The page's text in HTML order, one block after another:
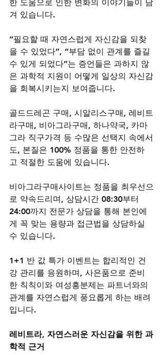
한 도움으로 인한 변화의 이야기들이 담
겨 있습니다.
“필요할 때 자연스럽게 자신감을 되찾
을 수 있었다”, “부담 없이 관계를 즐길
수 있게 되었다”는 증언들은 과하지 않
은 과학적 지원이 어떻게 일상의 자신감
을 회복시키는지 보여줍니다.
골드드레곤 구매, 시알리스구매, 레비트
라구매, 비아그라구매, 하나약국, 카마
그라 직구가격 등 수많은 선택지 속에서
도, 본질은 100% 정품을 통한 안전하
고 적절한 도움에 있습니다.
비아그라구매사이트는 정품을 최우선으
로 약속드리며, 상담시간 08:30부터
24:00까지 전문가 상담을 통해 본인에
게 꼭 맞는 용량과 접근법을 상담하실
수 있습니다.
1+1 반 값 특가 이벤트는 합리적인 건
강 관리를 응원하며, 사은품으로 준비
한 칙칙이와 여성흥분제는 파트너와의
관계를 자연스럽게 풍요롭게 하는 배려
입니다.
레비트라, 자연스러운 자신감을 위한 과
학적 근거